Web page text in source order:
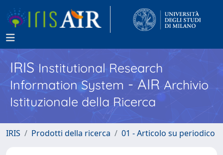
IRISInstitutional Research
Information System - AIR Archivio
Istituzionale della Ricerca
IRIS Prodotti della ricerca 01 - Articolo su periodico